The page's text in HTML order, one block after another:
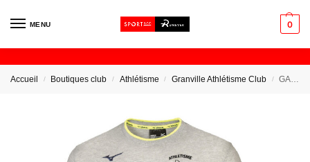
MENU 0
Accueil / Boutiques club / Athlétisme / Granville Athlétisme Club / GAC – TShirt Educateur